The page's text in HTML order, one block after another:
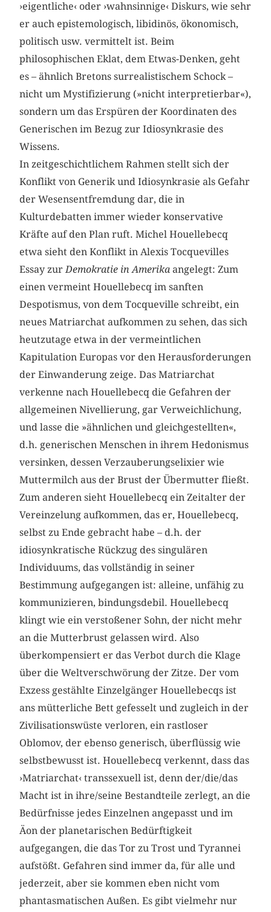
›eigentliche‹ oder ›wahnsinnige‹ Diskurs, wie sehr
er auch epistemologisch, libidinös, ökonomisch,
politisch usw. vermittelt ist. Beim
philosophischen Eklat, dem Etwas-Denken, geht
es – ähnlich Bretons surrealistischem Schock –
nicht um Mystifizierung (»nicht interpretierbar«),
sondern um das Erspüren der Koordinaten des
Generischen im Bezug zur Idiosynkrasie des
Wissens.
In zeitgeschichtlichem Rahmen stellt sich der
Konflikt von Generik und Idiosynkrasie als Gefahr
der Wesensentfremdung dar, die in
Kulturdebatten immer wieder konservative
Kräfte auf den Plan ruft. Michel Houellebecq
etwa sieht den Konflikt in Alexis Tocquevilles
Essay zurDemokratie in Amerika angelegt: Zum
einen vermeint Houellebecq im sanften
Despotismus, von dem Tocqueville schreibt, ein
neues Matriarchat aufkommen zu sehen, das sich
heutzutage etwa in der vermeintlichen
Kapitulation Europas vor den Herausforderungen
der Einwanderung zeige. Das Matriarchat
verkenne nach Houellebecq die Gefahren der
allgemeinen Nivellierung, gar Verweichlichung,
und lasse die »ähnlichen und gleichgestellten«,
d.h. generischen Menschen in ihrem Hedonismus
versinken, dessen Verzauberungselixier wie
Muttermilch aus der Brust der Übermutter fließt.
Zum anderen sieht Houellebecq ein Zeitalter der
Vereinzelung aufkommen, das er, Houellebecq,
selbst zu Ende gebracht habe – d.h. der
idiosynkratische Rückzug des singulären
Individuums, das vollständig in seiner
Bestimmung aufgegangen ist: alleine, unfähig zu
kommunizieren, bindungsdebil. Houellebecq
klingt wie ein verstoßener Sohn, der nicht mehr
an die Mutterbrust gelassen wird. Also
überkompensiert er das Verbot durch die Klage
über die Weltverschwörung der Zitze. Der vom
Exzess gestählte Einzelgänger Houellebecqs ist
ans mütterliche Bett gefesselt und zugleich in der
Zivilisationswüste verloren, ein rastloser
Oblomov, der ebenso generisch, überflüssig wie
selbstbewusst ist. Houellebecq verkennt, dass das
›Matriarchat‹ transsexuell ist, denn der/die/das
Macht ist in ihre/seine Bestandteile zerlegt, an die
Bedürfnisse jedes Einzelnen angepasst und im
Äon der planetarischen Bedürftigkeit
aufgegangen, die das Tor zu Trost und Tyrannei
aufstößt. Gefahren sind immer da, für alle und
jederzeit, aber sie kommen eben nicht vom
phantasmatischen Außen. Es gibt vielmehr nur